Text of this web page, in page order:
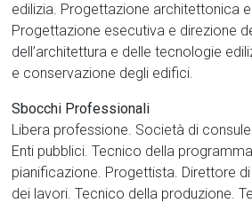
edilizia. Progettazione architettonica
Progettazione esecutiva e direzione
dell’architettura e delle tecnologie
e conservazione degli edifici.
Sbocchi Professionali
Libera professione. Società di
Enti pubblici. Tecnico della
pianificazione. Progettista. Direttore
dei lavori. Tecnico della produzione.